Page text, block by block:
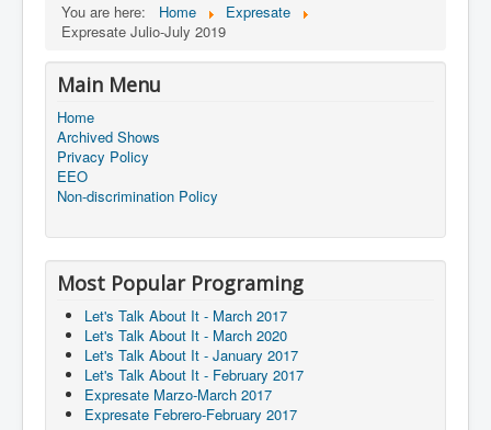
You are here: Home
Expresate
Expresate Julio-July 2019
Main Menu
Home
Archived Shows
Privacy Policy
EEO
Non-discrimination Policy
Most Popular Programing
Let's Talk About It - March 2017
Let's Talk About It - March 2020
Let's Talk About It - January 2017
Let's Talk About It - February 2017
Expresate Marzo-March 2017
Expresate Febrero-February 2017